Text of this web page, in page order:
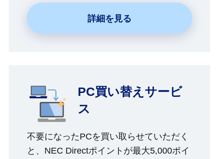
詳細を見る
PC買い替えサービ
ス
不要になったPCを買い取らせていただく
と、NEC Directポイントが最大5,000ポイ